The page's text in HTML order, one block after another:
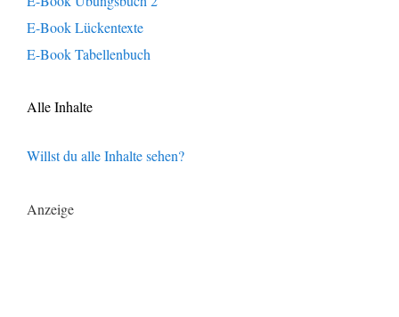
E-Book Lückentexte
E-Book Tabellenbuch
Alle Inhalte
Willst du alle Inhalte sehen?
Anzeige